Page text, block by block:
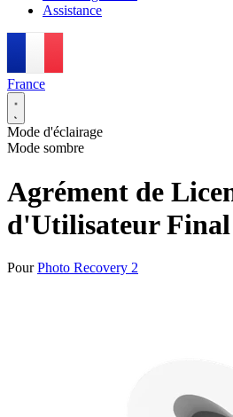
Assistance
France
Mode d'éclairage
Mode sombre
Agrément de
d'Utilisateur
PourPhoto Recovery 2